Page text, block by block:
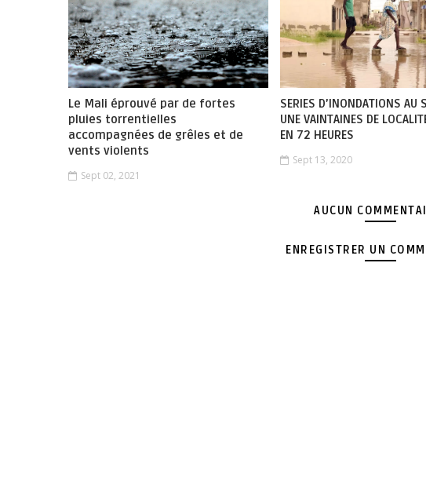
Le Mali éprouvé par de fortes
pluies torrentielles
accompagnées de grêles et de
vents violents
Sept 02, 2021
SERIES D’INONDATIONS AU
UNE VAINTAINES DE
EN 72 HEURES
Sept 13, 2020
AUCUN
ENREGISTRER UN